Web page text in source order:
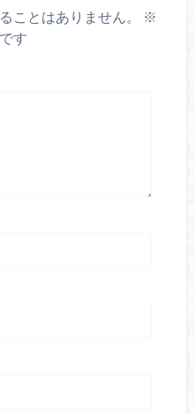
ことはありません。
※
す